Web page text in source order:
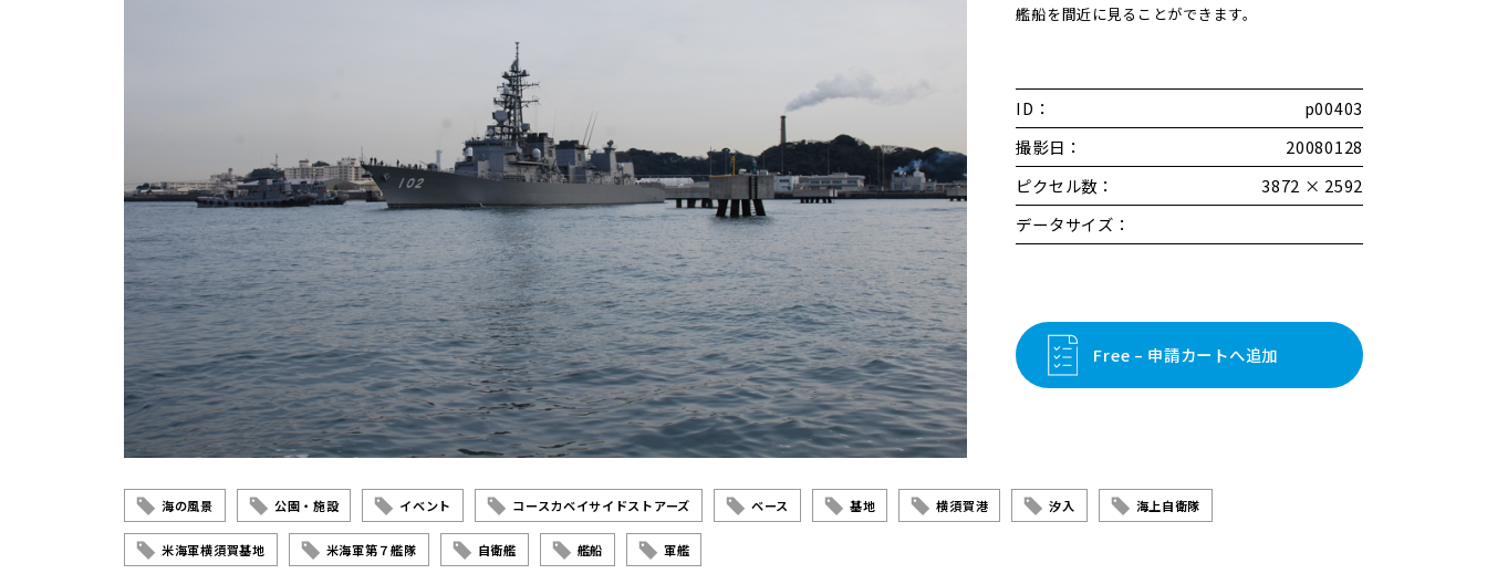
海の風景 公園・施設 イベント コースカベイサイドストアーズ ベース 基地 横須賀港 汐入 海上自衛隊
米海軍横須賀基地 米海軍第７艦隊 自衛艦 艦船 軍艦
艦船を間近に見ることができます。
ID：
p00403
撮影日：
20080128
ピクセル数：
3872 × 2592
データサイズ：
Free – 申請カートへ追加